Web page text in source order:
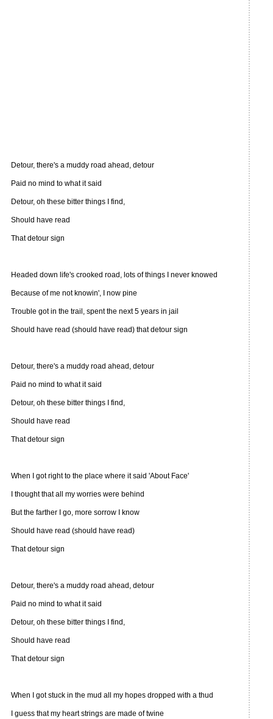
Detour, there's a muddy road ahead, detour
Paid no mind to what it said
Detour, oh these bitter things I find,
Should have read
That detour sign
Headed down life's crooked road, lots of things I never knowed
Because of me not knowin', I now pine
Trouble got in the trail, spent the next 5 years in jail
Should have read (should have read) that detour sign
Detour, there's a muddy road ahead, detour
Paid no mind to what it said
Detour, oh these bitter things I find,
Should have read
That detour sign
When I got right to the place where it said 'About Face'
I thought that all my worries were behind
But the farther I go, more sorrow I know
Should have read (should have read)
That detour sign
Detour, there's a muddy road ahead, detour
Paid no mind to what it said
Detour, oh these bitter things I find,
Should have read
That detour sign
When I got stuck in the mud all my hopes dropped with a thud
I guess that my heart strings are made of twine